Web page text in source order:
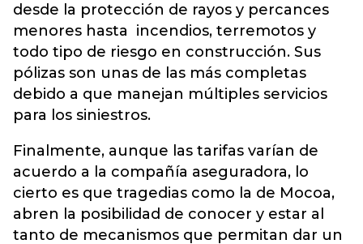
desde la protección de rayos y percances
menores hasta incendios, terremotos y
todo tipo de riesgo en construcción. Sus
pólizas son unas de las más completas
debido a que manejan múltiples servicios
para los siniestros.
Finalmente, aunque las tarifas varían de
acuerdo a la compañía aseguradora, lo
cierto es que tragedias como la de Mocoa,
abren la posibilidad de conocer y estar al
tanto de mecanismos que permitan dar un